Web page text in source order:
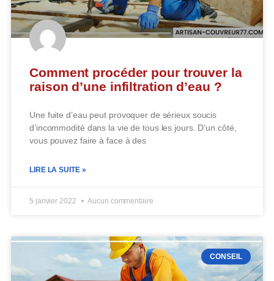
Comment procéder pour trouver la
raison d’une infiltration d’eau ?
Une fuite d’eau peut provoquer de sérieux soucis
d’incommodité dans la vie de tous les jours. D’un côté,
vous pouvez faire à face à des
LIRE LA SUITE »
5 janvier 2022 Aucun commentaire
CONSEIL